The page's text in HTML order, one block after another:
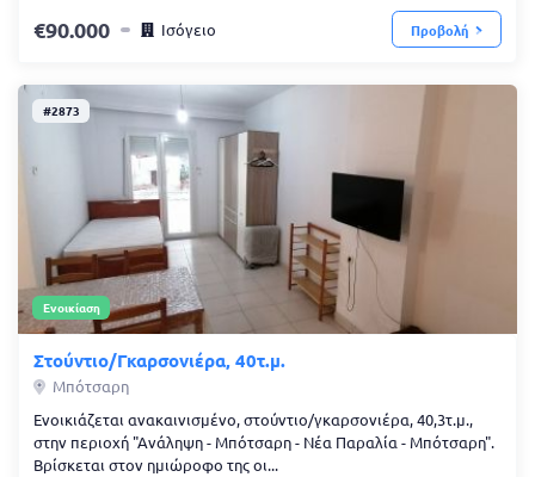
90.000 Ισόγειο Προβολή
#2873
Ενοικίαση
Στούντιο/Γκαρσονιέρα, 40τ.μ.
Μπότσαρη
Ενοικιάζεται ανακαινισμένο, στούντιο/γκαρσονιέρα, 40,3τ.μ.,
στην περιοχή "Ανάληψη - Μπότσαρη - Νέα Παραλία - Μπότσαρη".
Βρίσκεται στον ημιώροφο της οι...